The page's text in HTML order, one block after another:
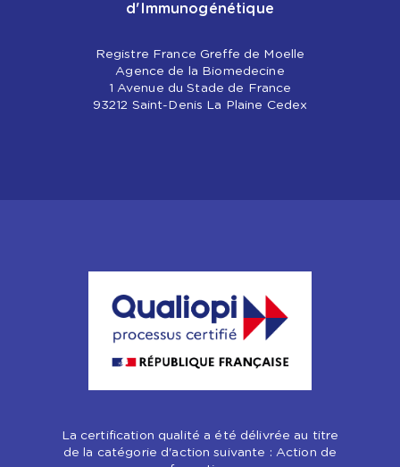
d'Immunogénétique
Registre France Greffe de Moelle
Agence de la Biomedecine
1 Avenue du Stade de France
93212 Saint-Denis La Plaine Cedex
La certification qualité a été délivrée au titre
de la catégorie d'action suivante : Action de